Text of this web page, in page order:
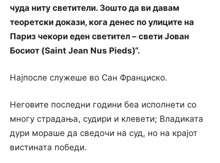
чуда ниту светители. Зошто да ви давам
теоретски докази, кога денес по улиците на
Париз чекори еден светител – свети Јован
Босиот (Saint Jean Nus Pieds)“.
Најпосле служеше во Сан Франциско.
Неговите последни години беа исполнети со
многу страдања, судири и клевети; Владиката
дури мораше да сведочи на суд, но на крајот
вистината победи.